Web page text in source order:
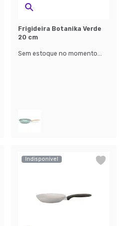
Frigideira Botanika Verde
20 cm
Sem estoque no momento...
Indisponível